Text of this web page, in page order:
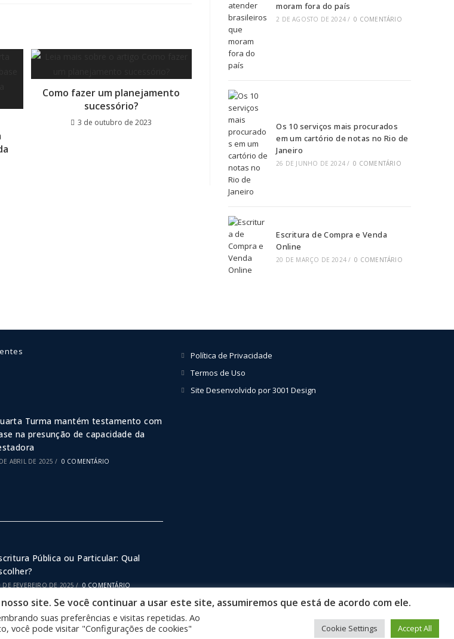
Como fazer um planejamento
sucessório?
3 de outubro de 2023
moram fora do país
2 DE AGOSTO DE 2024 / 0 COMENTÁRIO
Os 10 serviços mais procurados
em um cartório de notas no Rio de
Janeiro
26 DE JUNHO DE 2024 / 0 COMENTÁRIO
Escritura de Compra e Venda
Online
20 DE MARÇO DE 2024 / 0 COMENTÁRIO
Turma mantém testamento com
na presunção de capacidade da
ABRIL DE 2025 / 0 COMENTÁRIO
Pública ou Particular: Qual
DE FEVEREIRO DE 2025 / 0 COMENTÁRIO
Política de Privacidade
Termos de Uso
Site Desenvolvido por 3001 Design
site. Se você continuar a usar este site, assumiremos que está de acordo com ele.
suas preferências e visitas repetidas. Ao
você pode visitar "Configurações de cookies"
Cookie Settings Accept All